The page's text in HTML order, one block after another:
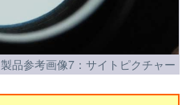
製品参考画像7：サイトピクチャー